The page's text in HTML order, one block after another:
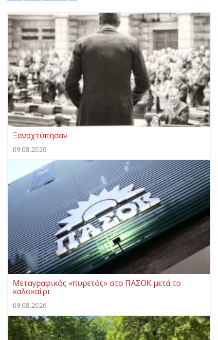
Ξαναχτύπησαν
09.08.2026
Μεταγραφικός «πυρετός» στο ΠΑΣΟΚ μετά το
καλοκαίρι
09.08.2026